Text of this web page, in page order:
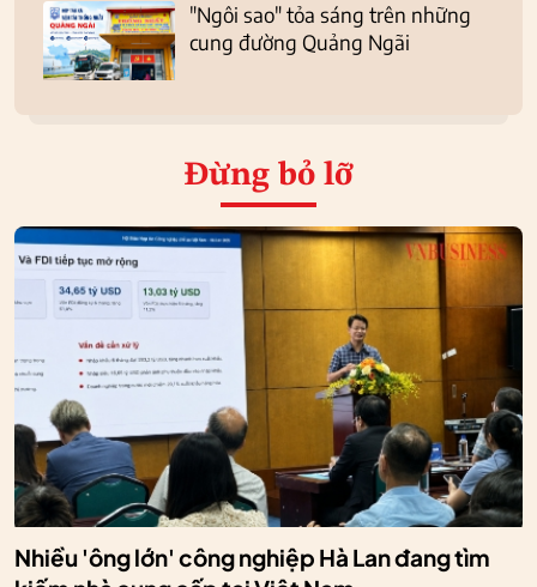
"Ngôi sao" tỏa sáng trên những
cung đường Quảng Ngãi
Đừng bỏ lỡ
Nhiều 'ông lớn' công nghiệp Hà Lan đang tìm